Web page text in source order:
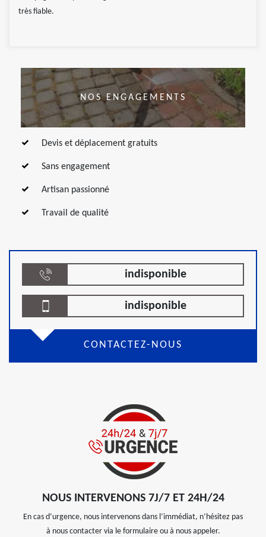
très fiable.
NOS ENGAGEMENTS
Devis et déplacement gratuits
Sans engagement
Artisan passionné
Travail de qualité
indisponible
indisponible
CONTACTEZ-NOUS
NOUS INTERVENONS 7J/7 ET 24H/24
En cas d’urgence, nous intervenons dans l’immédiat, n’hésitez pas
à nous contacter via le formulaire ou à nous appeler.